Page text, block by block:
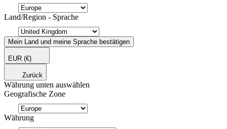
Land/Region - Sprache
Mein Land und meine Sprache bestätigen
EUR (€)
Zurück
Währung unten auswählen
Geografische Zone
Währung